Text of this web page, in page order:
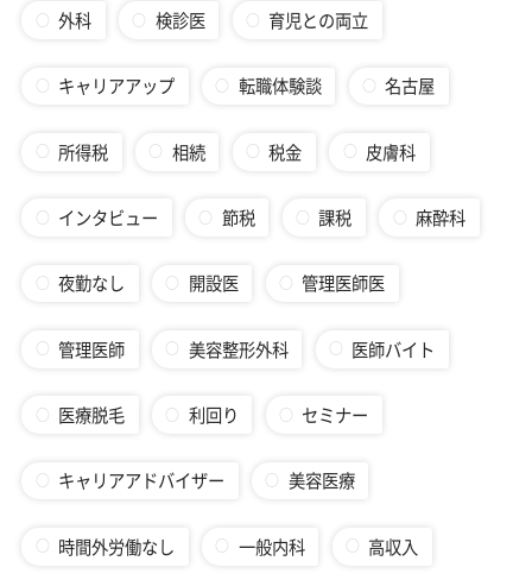
外科 検診医 育児との両立
キャリアアップ 転職体験談 名古屋
所得税 相続 税金 皮膚科
インタビュー 節税 課税 麻酔科
夜勤なし 開設医 管理医師医
管理医師 美容整形外科 医師バイト
医療脱毛 利回り セミナー
キャリアアドバイザー 美容医療
時間外労働なし 一般内科 高収入